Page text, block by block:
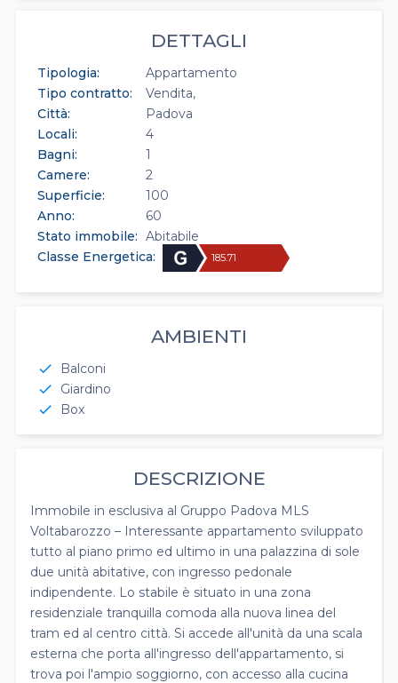
DETTAGLI
Tipologia:
Appartamento
Tipo contratto:
Vendita
Città:
Padova
Locali:
4
Bagni:
1
Camere:
2
Superficie:
100
Anno:
60
Stato immobile: Abitabile
Classe Energetica:
185.71
AMBIENTI
check
Balconi
check
Giardino
check
Box
DESCRIZIONE
Immobile in esclusiva al Gruppo Padova MLS
Voltabarozzo – Interessante appartamento sviluppato
tutto al piano primo ed ultimo in una palazzina di sole
due unità abitative, con ingresso pedonale
indipendente. Lo stabile è situato in una zona
residenziale tranquilla comoda alla nuova linea del
tram ed al centro città. Si accede all'unità da una scala
esterna che porta all'ingresso dell'appartamento, si
trova poi l'ampio soggiorno, con accesso alla cucina